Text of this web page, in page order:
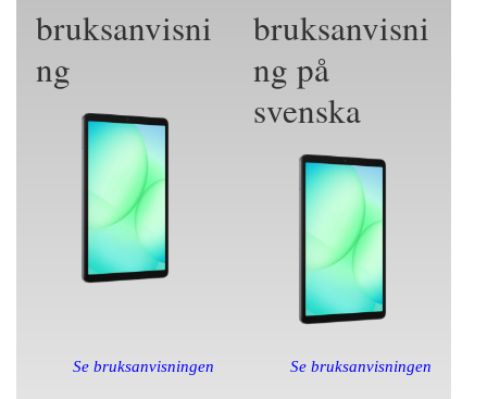
bruksanvisni
ng
Se bruksanvisningen
bruksanvisni
ng på
svenska
Se bruksanvisningen